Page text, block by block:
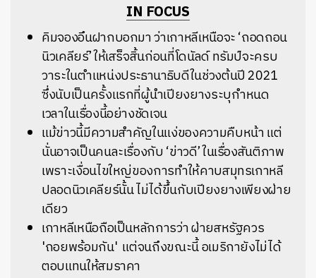
IN FOCUS
คิมจองอึนฝากบอกมา ว่าเกาหลีเหนือจะ ‘ถอดถอน
นิวเคลียร์’ ให้เสร็จสิ้นก่อนที่โดนัลด์ ทรัมป์จะครบ
วาระในตำแหน่งประธานาธิบดีในช่วงต้นปี 2021
ซึ่งนับเป็นครั้งแรกที่ผู้นำเปียงยางระบุกำหนด
เวลาในเรื่องนี้อย่างชัดเจน
แม้ข่าวนี้มีความสำคัญในแง่ของความคืบหน้า แต่
นั่นอาจเป็นคนละเรื่องกับ ‘ข่าวดี’ ในเรื่องสันติภาพ
เพราะเงื่อนไขใหญ่ของการทำให้คาบสมุทรเกาหลี
ปลอดนิวเคลียร์นั้น ไม่ได้ขึ้นกับเปียงยางเพียงฝ่าย
เดียว
เกาหลีเหนือถือเป็นหลักการว่า ฝ่ายสหรัฐควร
'ถอยพร้อมกัน' แต่จนถึงขณะนี้ อเมริกายังไม่ได้
ตอบแทนให้สมราคา